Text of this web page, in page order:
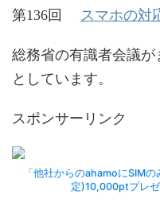
第136回 スマホの対
総務省の有識者会議が
としています。
スポンサーリンク
「他社からのahamoにSIM
定)10,000ptプレゼ